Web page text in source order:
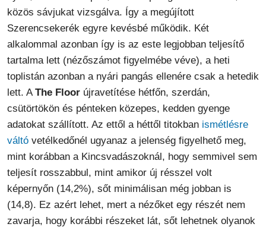
közös sávjukat vizsgálva. Így a megújított
Szerencsekerék egyre kevésbé működik. Két
alkalommal azonban így is az este legjobban teljesítő
tartalma lett (nézőszámot figyelmébe véve), a heti
toplistán azonban a nyári pangás ellenére csak a hetedik
lett. A The Floor újravetítése hétfőn, szerdán,
csütörtökön és pénteken közepes, kedden gyenge
adatokat szállított. Az ettől a héttől titokban ismétlésre
váltó vetélkedőnél ugyanaz a jelenség figyelhető meg,
mint korábban a Kincsvadászoknál, hogy semmivel sem
teljesít rosszabbul, mint amikor új résszel volt
képernyőn (14,2%), sőt minimálisan még jobban is
(14,8). Ez azért lehet, mert a nézőket egy részét nem
zavarja, hogy korábbi részeket lát, sőt lehetnek olyanok